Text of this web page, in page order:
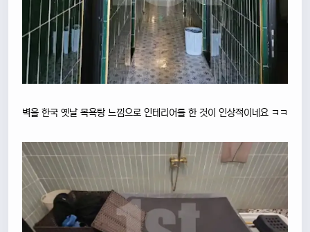
벽을 한국 옛날 목욕탕 느낌으로 인테리어를 한 것이 인상적이네요 ㅋㅋ